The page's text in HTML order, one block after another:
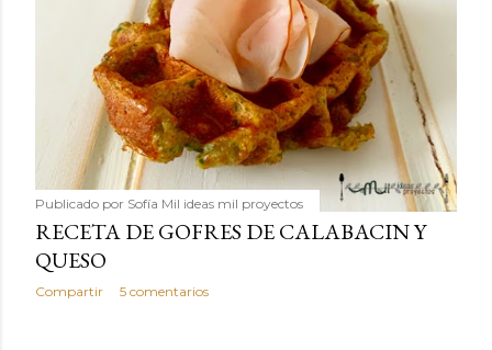
Publicado por Sofía Mil ideas mil proyectos
RECETA DE GOFRES DE CALABACIN Y
QUESO
Compartir 5 comentarios